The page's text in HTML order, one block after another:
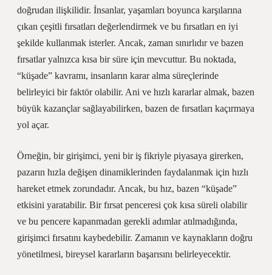
doğrudan ilişkilidir. İnsanlar, yaşamları boyunca karşılarına
çıkan çeşitli fırsatları değerlendirmek ve bu fırsatları en iyi
şekilde kullanmak isterler. Ancak, zaman sınırlıdır ve bazen
fırsatlar yalnızca kısa bir süre için mevcuttur. Bu noktada,
“küşade” kavramı, insanların karar alma süreçlerinde
belirleyici bir faktör olabilir. Ani ve hızlı kararlar almak, bazen
büyük kazançlar sağlayabilirken, bazen de fırsatları kaçırmaya
yol açar.
Örneğin, bir girişimci, yeni bir iş fikriyle piyasaya girerken,
pazarın hızla değişen dinamiklerinden faydalanmak için hızlı
hareket etmek zorundadır. Ancak, bu hız, bazen “küşade”
etkisini yaratabilir. Bir fırsat penceresi çok kısa süreli olabilir
ve bu pencere kapanmadan gerekli adımlar atılmadığında,
girişimci fırsatını kaybedebilir. Zamanın ve kaynakların doğru
yönetilmesi, bireysel kararların başarısını belirleyecektir.